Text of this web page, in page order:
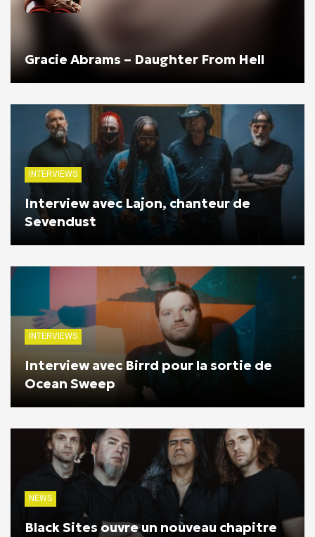
Gracie Abrams – Daughter From Hell
INTERVIEWS
Interview avec Lajon, chanteur de
Sevendust
INTERVIEWS
Interview avec Birrd pour la sortie de
Ocean Sweep
NEWS
Black Sites ouvre un nouveau chapitre